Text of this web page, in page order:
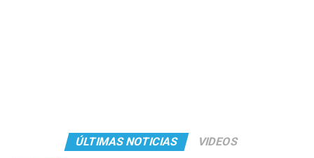
ÚLTIMAS NOTICIAS VIDEOS